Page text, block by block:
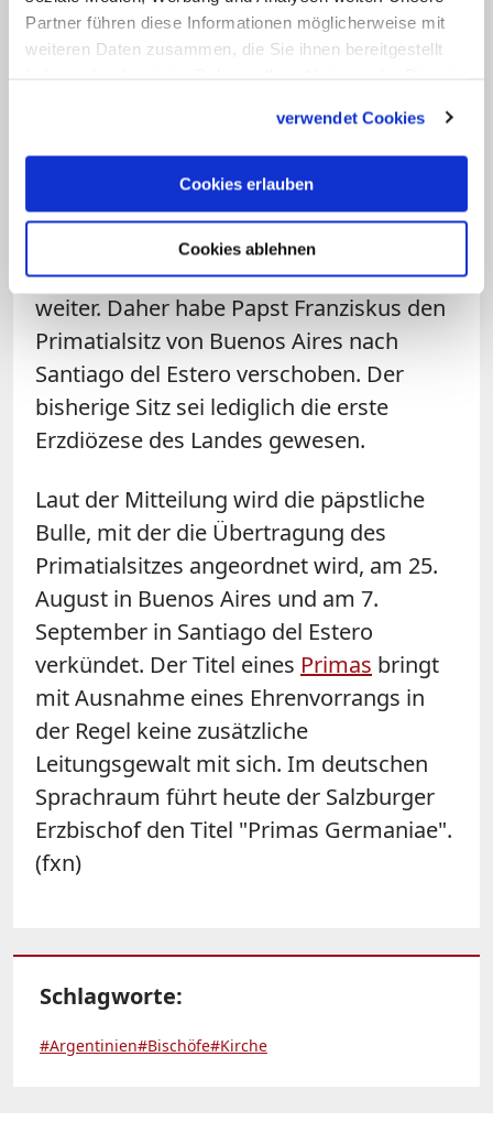
Partner führen diese Informationen möglicherweise mit
weiteren Daten zusammen, die Sie ihnen bereitgestellt
verwendet Cookies
Cookies erlauben
Cookies ablehnen
del Estero gegründet. Die jetzige
Erzdiözese Santiago del Estero wurde
des Bistums Tucumán errichtet. Sie sei
Herrn zum ersten Mal mit der Stimme
eines Nachfolgers der Apostel in diesem
Land, dessen Zukunft Argentinien sein
würde, erklang", so die Erzbischöfe
weiter. Daher habe Papst Franziskus den
Primatialsitz von Buenos Aires nach
Santiago del Estero verschoben. Der
bisherige Sitz sei lediglich die erste
Erzdiözese des Landes gewesen.
Laut der Mitteilung wird die päpstliche
Bulle, mit der die Übertragung des
Primatialsitzes angeordnet wird, am 25.
August in Buenos Aires und am 7.
September in Santiago del Estero
verkündet. Der Titel eines Primas bringt
mit Ausnahme eines Ehrenvorrangs in
der Regel keine zusätzliche
Leitungsgewalt mit sich. Im deutschen
Sprachraum führt heute der Salzburger
Erzbischof den Titel "Primas Germaniae".
(fxn)
Schlagworte:
#Argentinien#Bischöfe#Kirche